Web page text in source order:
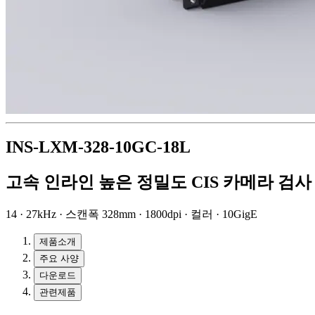
INS-LXM-328-10GC-18L
고속 인라인 높은 정밀도 CIS 카메라 검
14 · 27kHz · 스캔폭 328mm · 1800dpi · 컬러 · 10GigE
제품소개
주요 사양
다운로드
관련제품